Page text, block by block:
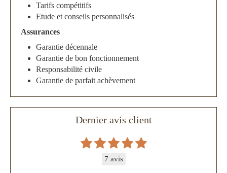
Tarifs compétitifs
Etude et conseils personnalisés
Assurances
Garantie décennale
Garantie de bon fonctionnement
Responsabilité civile
Garantie de parfait achèvement
Dernier avis client
7 avis